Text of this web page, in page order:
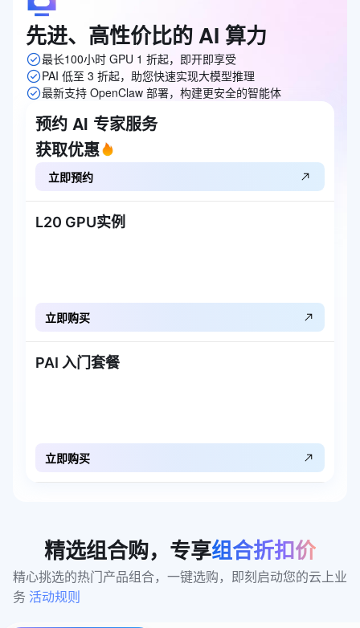
先进、高性价比的AI 算力
最长100小时 GPU 1 折起，即开即享受
PAI 低至 3 折起，助您快速实现大模型推理
最新支持 OpenClaw 部署，构建更安全的智能体
预约 AI 专家服务
获取优惠
立即预约
L20 GPU实例
立即购买
PAI 入门套餐
立即购买
精选组合购，专享组合折扣价
精心挑选的热门产品组合，一键选购，即刻启动您的云上业
务 活动规则